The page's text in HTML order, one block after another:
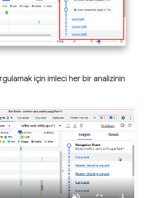
için imleci her bir analizinin